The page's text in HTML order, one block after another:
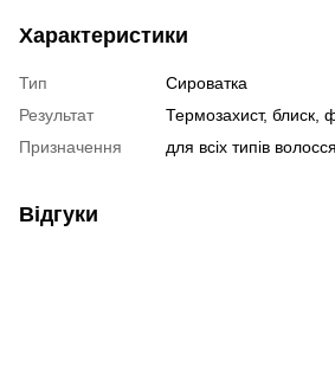
Характеристики
Тип
Сироватка
Результат
Термозахист, блиск,
Призначення
для всіх типів волосся
Відгуки